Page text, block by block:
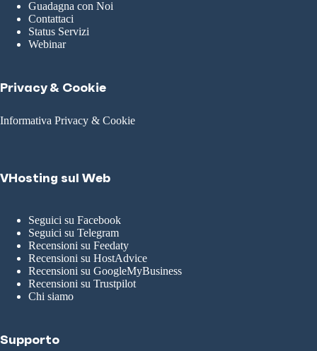
Guadagna con Noi
Contattaci
Status Servizi
Webinar
Privacy & Cookie
Informativa Privacy & Cookie
VHosting sul Web
Seguici su Facebook
Seguici su Telegram
Recensioni su Feedaty
Recensioni su HostAdvice
Recensioni su GoogleMyBusiness
Recensioni su Trustpilot
Chi siamo
Supporto